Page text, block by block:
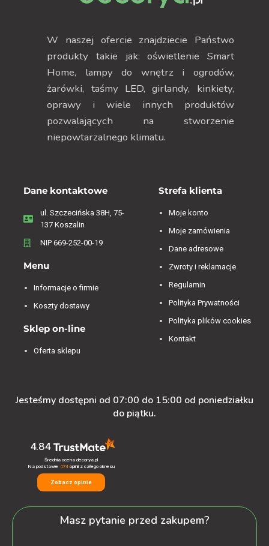
W naszej ofercie znajdziecie Państwo
produkty takie jak: oświetlenie Smart
Home, lampy do wnętrz i ogrodów,
żarówki, taśmy LED, girlandy, kinkiety,
oprawy i wiele innych produktów
pozwalających na stworzenie
niepowtarzalnego klimatu.
Dane kontaktowe
ul. Szczecińska 38H, 75-
137 Koszalin
NIP 669-252-00-19
Menu
Informacje o firmie
Koszty dostawy
Sklep on-line
Oferta sklepu
Strefa klienta
Moje konto
Moje zamówienia
Dane adresowe
Zwroty i reklamacje
Regulamin
Polityka Prywatności
Polityka plików cookies
Kontakt
Jesteśmy dostępni od 07:00 do 15:00 od poniedziałku
do piątku.
4.84
Średnia ocena decorya.pl
Na podstawie 474opinii z całego okresu
Zobacz opinie
Masz pytanie przed zakupem?